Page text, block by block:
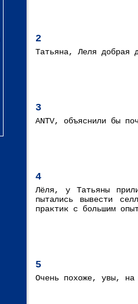
2
Татьяна, Леля добрая
3
ANTV, объяснили бы
4
Лёля, у Татьяны
пытались вывести
практик с большим
5
Очень похоже, увы,